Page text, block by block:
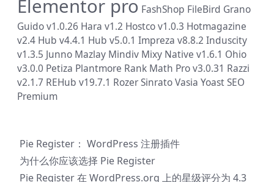
Elementor pro FashShop FileBird Grano
Guido v1.0.26 Hara v1.2 Hostco v1.0.3 Hotmagazine
v2.4 Hub v4.4.1 Hub v5.0.1 Impreza v8.8.2 Induscity
v1.3.5 Junno Mazlay Mindiv Mixy Native v1.6.1 Ohio
v3.0.0 Petiza Plantmore Rank Math Pro v3.0.31 Razzi
v2.1.7 REHub v19.7.1 RozerSinratoVasia Yoast SEO
Premium
Pie Register： WordPress 注册插件
为什么你应该选择 Pie Register
Pie Register 在 WordPress.org 上的星级评分为 4.3